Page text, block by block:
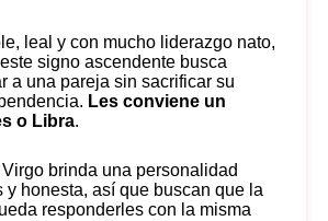
leal y con mucho liderazgo nato,
signo ascendente busca
a una pareja sin sacrificar su
Les conviene un
o Libra.
brinda una personalidad
y honesta, así que buscan que la
responderles con la misma